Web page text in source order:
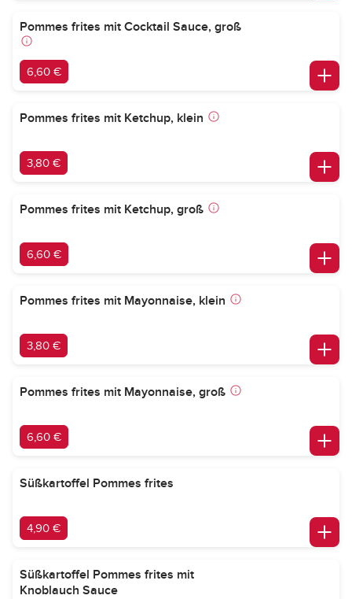
Pommes frites mit Cocktail Sauce, groß
6,60 €
Pommes frites mit Ketchup, klein
3,80 €
Pommes frites mit Ketchup, groß
6,60 €
Pommes frites mit Mayonnaise, klein
3,80 €
Pommes frites mit Mayonnaise, groß
6,60 €
Süßkartoffel Pommes frites
4,90 €
Süßkartoffel Pommes frites mit
Knoblauch Sauce